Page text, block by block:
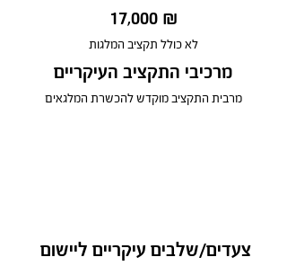
17,000 ₪
לא כולל תקציב המלגות
מרכיבי התקציב העיקריים
מרבית התקציב מוקדש להכשרת המלגאים
צעדים/שלבים עיקריים ליישום